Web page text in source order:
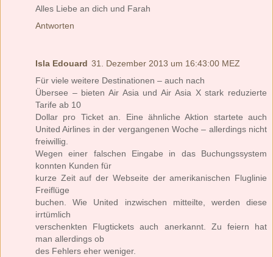
Alles Liebe an dich und Farah
Antworten
Isla Edouard 31. Dezember 2013 um 16:43:00 MEZ
Für viele weitere Destinationen – auch nach
Übersee – bieten Air Asia und Air Asia X stark reduzierte
Tarife ab 10
Dollar pro Ticket an. Eine ähnliche Aktion startete auch
United Airlines in der vergangenen Woche – allerdings nicht
freiwillig.
Wegen einer falschen Eingabe in das Buchungssystem
konnten Kunden für
kurze Zeit auf der Webseite der amerikanischen Fluglinie
Freiflüge
buchen. Wie United inzwischen mitteilte, werden diese
irrtümlich
verschenkten Flugtickets auch anerkannt. Zu feiern hat
man allerdings ob
des Fehlers eher weniger.